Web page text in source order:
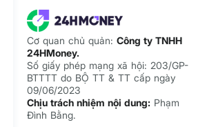
Cơ quan chủ quản:Công ty TNHH
24HMoney.
Số giấy phép mạng xã hội: 203/GP-
BTTTT do BỘ TT & TT cấp ngày
09/06/2023
Chịu trách nhiệm nội dung: Phạm
Đình Bằng.